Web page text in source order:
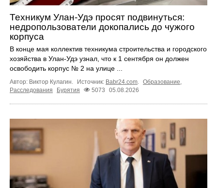
Техникум Улан-Удэ просят подвинуться:
недропользователи докопались до чужого
корпуса
В конце мая коллектив техникума строительства и городского
хозяйства в Улан-Удэ узнал, что к 1 сентября он должен
освободить корпус № 2 на улице ...
Автор: Виктор Кулагин. Источник: Babr24.com Образование
Расследования
Бурятия 5073 05.08.2026